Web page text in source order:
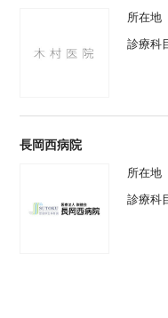
所在地
診療科
長岡西病院
所在地
診療科